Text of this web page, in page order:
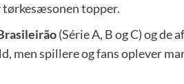
tørkesæsonen topper.
(Série A, B og C) og de
men spillere og fans oplever